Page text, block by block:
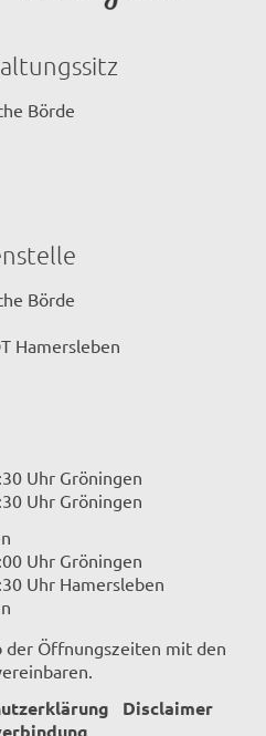
Börde
Börde
Hamersleben
Uhr Gröningen
Uhr Gröningen
Uhr Gröningen
Uhr Hamersleben
der Öffnungszeiten mit den
Disclaimer